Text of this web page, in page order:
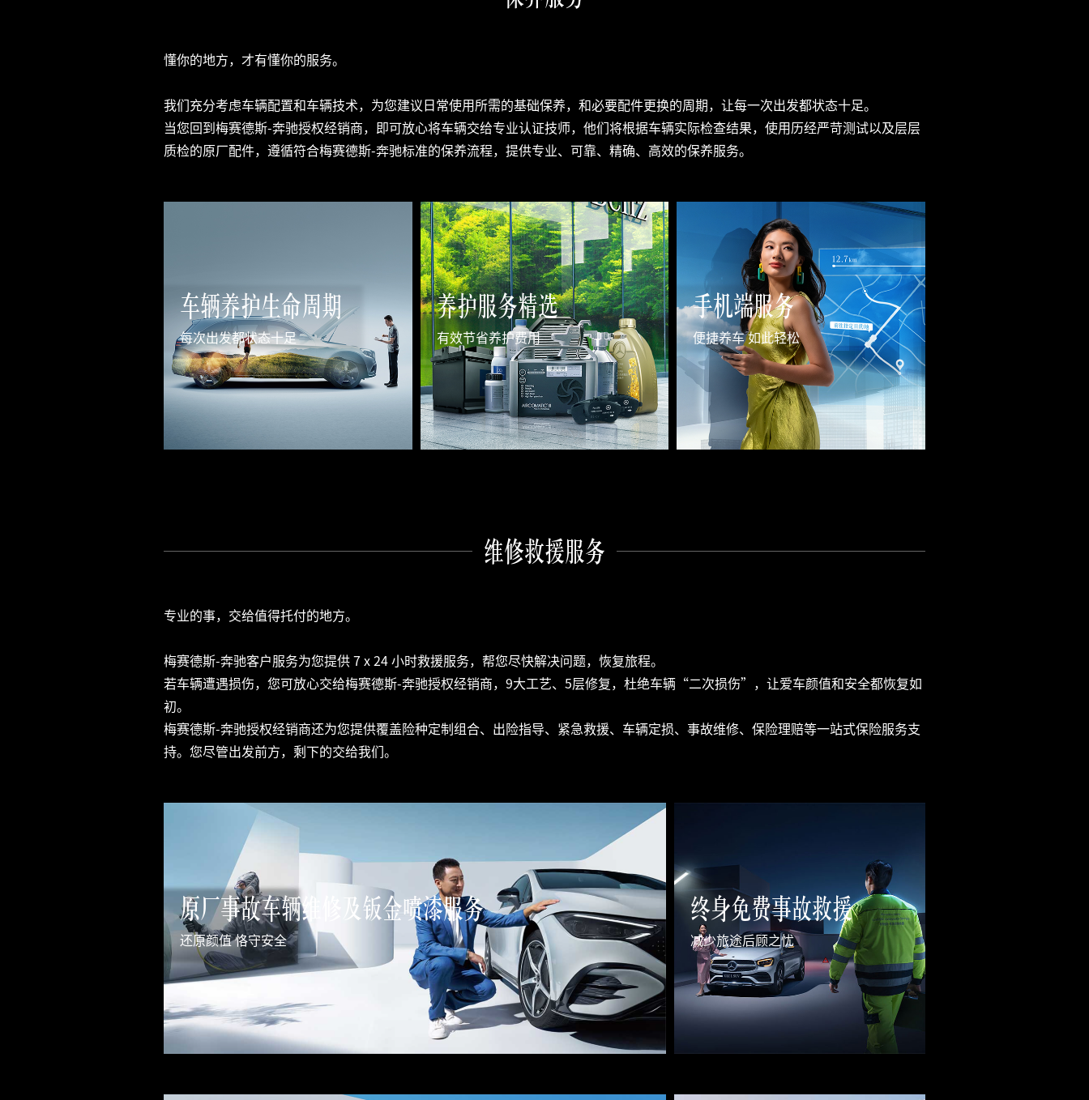
懂你的地方，才有懂你的服务。
我们充分考虑车辆配置和车辆技术，为您建议日常使用所需的基础保养，和必要配件更换的周期，让每一次出发都状态十足。
当您回到梅赛德斯-奔驰授权经销商，即可放心将车辆交给专业认证技师，他们将根据车辆实际检查结果，使用历经严苛测试以及层层
质检的原厂配件，遵循符合梅赛德斯-奔驰标准的保养流程，提供专业、可靠、精确、高效的保养服务。
车辆养护生命周期
每次出发都状态十足
养护服务精选
有效节省养护费用
手机端服务
便捷养车 如此轻松
维修救援服务
专业的事，交给值得托付的地方。
梅赛德斯-奔驰客户服务为您提供 7 x 24 小时救援服务，帮您尽快解决问题，恢复旅程。
若车辆遭遇损伤，您可放心交给梅赛德斯-奔驰授权经销商，9大工艺、5层修复，杜绝车辆“二次损伤”，让爱车颜值和安全都恢复如
初。
梅赛德斯-奔驰授权经销商还为您提供覆盖险种定制组合、出险指导、紧急救援、车辆定损、事故维修、保险理赔等一站式保险服务支
持。您尽管出发前方，剩下的交给我们。
原厂事故车辆维修及钣金喷漆服务
还原颜值 恪守安全
终身免费事故救援
减少旅途后顾之忧